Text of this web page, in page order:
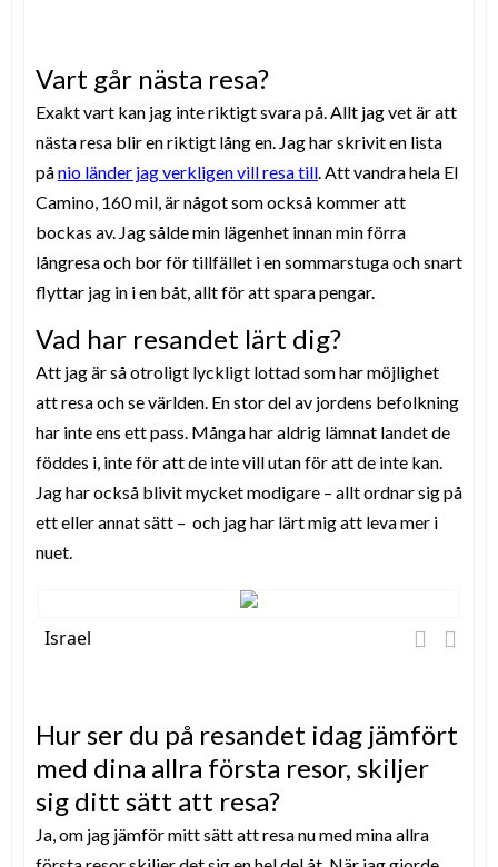
Vart går nästa resa?
Exakt vart kan jag inte riktigt svara på. Allt jag vet är att
nästa resa blir en riktigt lång en. Jag har skrivit en lista
pånio länder jag verkligen vill resa till.Att vandra hela El
Camino, 160 mil, är något som också kommer att
bockas av. Jag sålde min lägenhet innan min förra
långresa och bor för tillfället i en sommarstuga och snart
flyttar jag in i en båt, allt för att spara pengar.
Vad har resandet lärt dig?
Att jag är så otroligt lyckligt lottad som har möjlighet
att resa och se världen. En stor del av jordens befolkning
har inte ens ett pass. Många har aldrig lämnat landet de
föddes i, inte för att de inte vill utan för att de inte kan.
Jag har också blivit mycket modigare – allt ordnar sig på
ett eller annat sätt – och jag har lärt mig att leva mer i
nuet.
Israel
Hur ser du på resandet idag jämfört
med dina allra första resor, skiljer
sig ditt sätt att resa?
Ja, om jag jämför mitt sätt att resa nu med mina allra